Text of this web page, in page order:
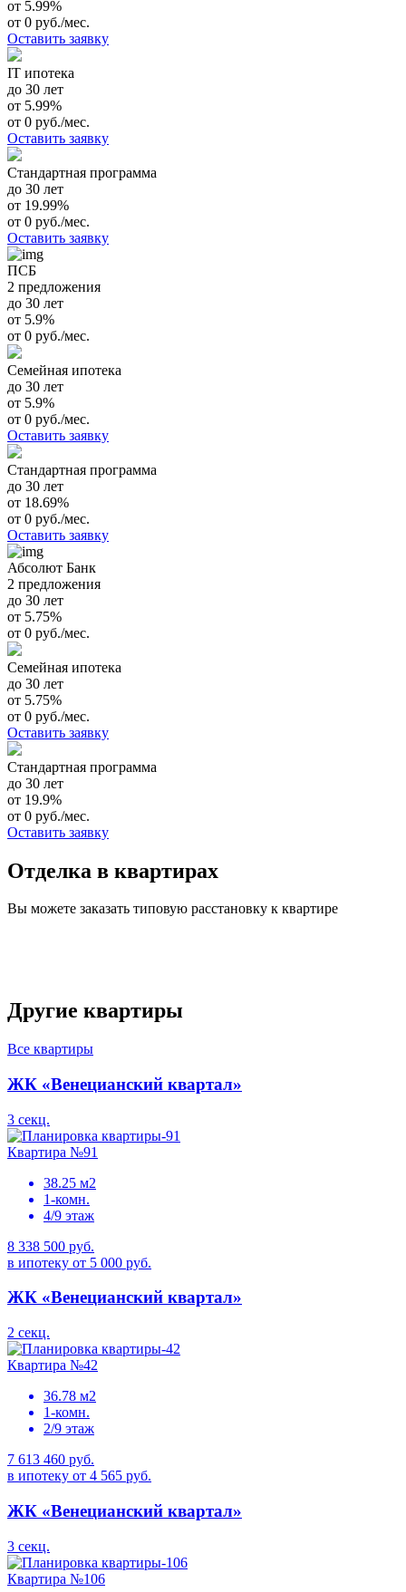
от 5.99%
от 0 руб./мес.
Оставить заявку
IT ипотека
до 30 лет
от 5.99%
от 0 руб./мес.
Оставить заявку
Стандартная программа
до 30 лет
от 19.99%
от 0 руб./мес.
Оставить заявку
ПСБ
2 предложения
до 30 лет
от 5.9%
от 0 руб./мес.
Семейная ипотека
до 30 лет
от 5.9%
от 0 руб./мес.
Оставить заявку
Стандартная программа
до 30 лет
от 18.69%
от 0 руб./мес.
Оставить заявку
Абсолют Банк
2 предложения
до 30 лет
от 5.75%
от 0 руб./мес.
Семейная ипотека
до 30 лет
от 5.75%
от 0 руб./мес.
Оставить заявку
Стандартная программа
до 30 лет
от 19.9%
от 0 руб./мес.
Оставить заявку
Отделка в квартирах
Вы можете заказать типовую расстановку к квартире
Другие квартиры
Все квартиры
ЖК «Венецианский квартал»
3 секц.
Квартира №91
38.25 м2
1-комн.
4/9 этаж
8 338 500 руб.
в ипотеку от 5 000 руб.
ЖК «Венецианский квартал»
2 секц.
Квартира №42
36.78 м2
1-комн.
2/9 этаж
7 613 460 руб.
в ипотеку от 4 565 руб.
ЖК «Венецианский квартал»
3 секц.
Квартира №106